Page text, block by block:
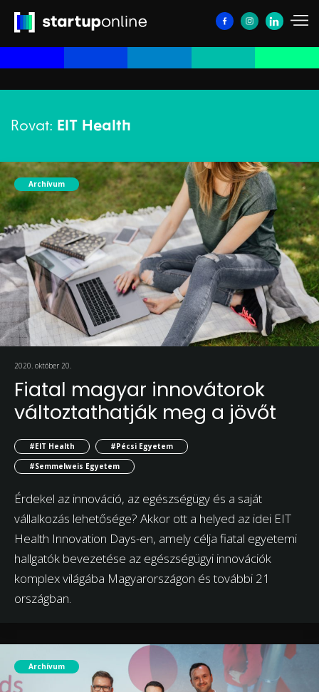
Rovat: EIT Health
Archívum
2020. október 20.
Fiatal magyar innovátorok
változtathatják meg a jövőt
#EIT Health
#Pécsi Egyetem
#Semmelweis Egyetem
Érdekel az innováció, az egészségügy és a saját
vállalkozás lehetősége? Akkor ott a helyed az idei EIT
Health Innovation Days-en, amely célja fiatal egyetemi
hallgatók bevezetése az egészségügyi innovációk
komplex világába Magyarországon és további 21
országban.
Archívum